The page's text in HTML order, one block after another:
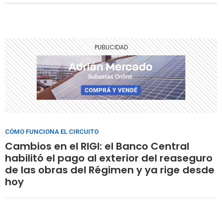
CÓMO FUNCIONA EL CIRCUITO
Cambios en el RIGI: el Banco Central
habilitó el pago al exterior del reaseguro
de las obras del Régimen y ya rige desde
hoy